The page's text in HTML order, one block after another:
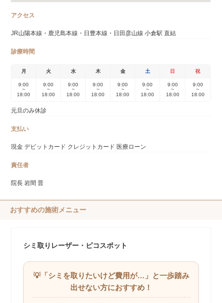
アクセス
JR山陽本線・鹿児島本線・日豊本線・日田彦山線 小倉駅 直結
診療時間
月 火 水 木 金 土 日 祝
9:00
~
18:00
9:00
~
18:00
9:00
~
18:00
9:00
~
18:00
9:00
~
18:00
9:00
~
18:00
9:00
~
18:00
9:00
~
18:00
元旦のみ休診
支払い
現金 デビットカード クレジットカード 医療ローン
責任者
院長 岩間 晋
おすすめの施術メニュー
シミ取りレーザー・ピコスポット
💡「シミを取りたいけど費用が…」 と一歩踏み
出せない方におすすめ！